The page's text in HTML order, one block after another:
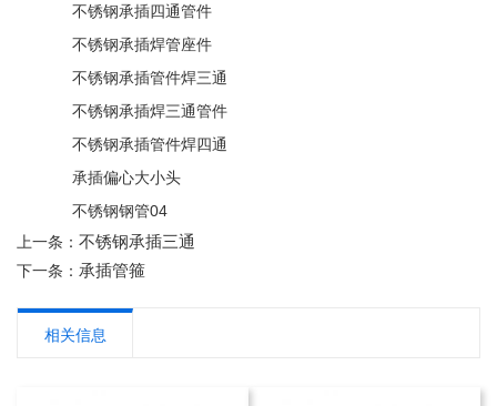
不锈钢承插四通管件
不锈钢承插焊管座件
不锈钢承插管件焊三通
不锈钢承插焊三通管件
不锈钢承插管件焊四通
承插偏心大小头
不锈钢钢管04
上一条： 不锈钢承插三通
下一条： 承插管箍
相关信息